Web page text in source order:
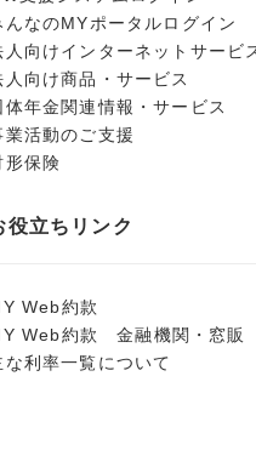
んなのMYポータルログイン
人向けインターネットサービ
人向け商品・サービス
体年金関連情報・サービス
業活動のご支援
形保険
役立ちリンク
Web約款
Web約款 金融機関・窓販
な利率一覧について